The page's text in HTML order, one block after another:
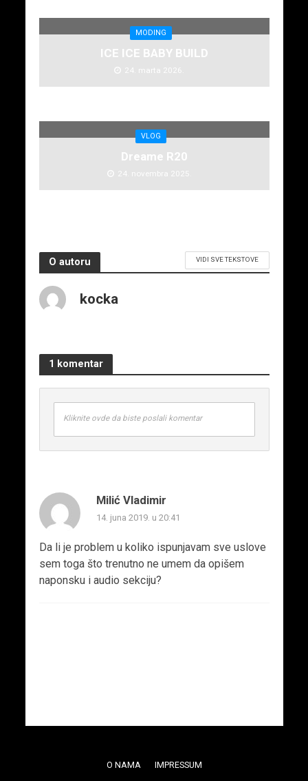
MODING
ICE ICE BABY BUILD
24. marta 2026.
VLOG
Dreame R20
24. novembra 2025.
O autoru VIDI SVE TEKSTOVE
kocka
1 komentar
Kliknite ovde da biste poslali komentar
Milić Vladimir
14. juna 2019. u 20:41
Da li je problem u koliko ispunjavam sve uslove
sem toga što trenutno ne umem da opišem
naponsku i audio sekciju?
O NAMA IMPRESSUM